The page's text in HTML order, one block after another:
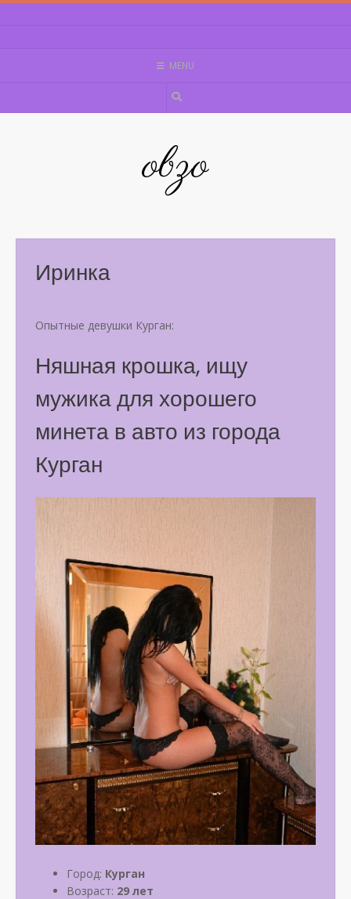
Skip
MENU
obzo
Иринка
Опытные девушки Курган:
Няшная крошка, ищу
мужика для хорошего
минета в авто из города
Курган
Город: Курган
Возраст: 29 лет